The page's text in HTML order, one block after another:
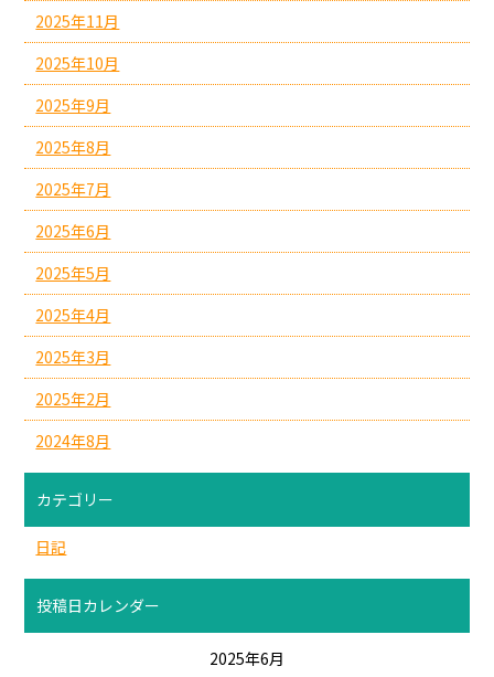
2025年11月
2025年10月
2025年9月
2025年8月
2025年7月
2025年6月
2025年5月
2025年4月
2025年3月
2025年2月
2024年8月
カテゴリー
日記
投稿日カレンダー
2025年6月